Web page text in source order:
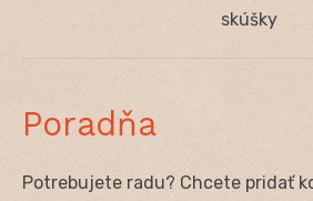
skúšky
Poradňa
Potrebujete radu? Chcete pridať